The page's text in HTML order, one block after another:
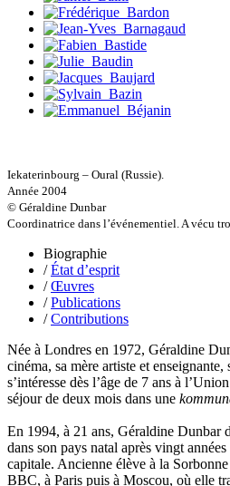
Jacq Marie-Claire
Jallade Sébastien
Janichon Gérard
Kerouedan Annie
Klein Julie
Klotz Lætitia
Klvana Ilya
Lacarrière Jacques
Lagny Laurence
Laheurte Marielle
Lanni Dominique
Lanouguère-Bruneau
Lantz François
Lautier-Gaud Jean
Le Maître Anne
Leblay Julien
Lebrun Alain
Lefèvre David
Lelièvre Olivier
Lemonnier Philippe
Lobo Éric
Lodoidamba
Iekaterinbourg – Oural (Russie).
Année 2004
© Géraldine Dunbar
Coordinatrice dans l’événementiel. A vécu
Biographie
/État d’esprit
/Œuvres
/Publications
/Contributions
Née à Londres en 1972, Géraldine
cinéma, sa mère artiste et
s’intéresse dès l’âge de 7 ans à
séjour de deux mois dans une
En 1994, à 21 ans, Géraldine Dunbar
dans son pays natal après vingt
capitale. Ancienne élève à la
BBC, à Paris puis à Moscou, où elle